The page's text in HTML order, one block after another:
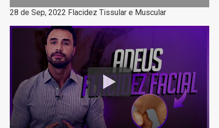
28 de Sep, 2022 Flacidez Tissular e Muscular